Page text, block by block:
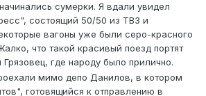
сумерки. Я вдали увидел
состоящий 50/50 из ТВЗ и
вагоны уже были серо-красного
что такой красивый поезд портят
где народу было прилично.
мимо депо Данилов, в котором
готовящийся к отправлению в